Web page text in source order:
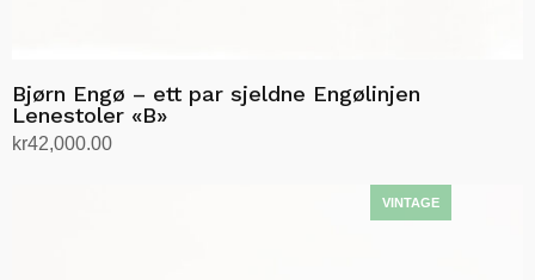
Bjørn Engø – ett par sjeldne Engølinjen
Lenestoler «B»
kr42,000.00